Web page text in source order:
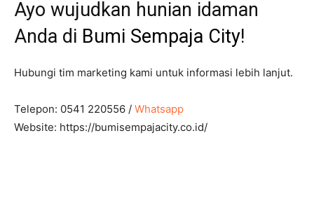
Ayo wujudkan hunian idaman
Anda di Bumi Sempaja City!
Hubungi tim marketing kami untuk informasi lebih lanjut.
Telepon: 0541 220556 / Whatsapp
Website: https://bumisempajacity.co.id/